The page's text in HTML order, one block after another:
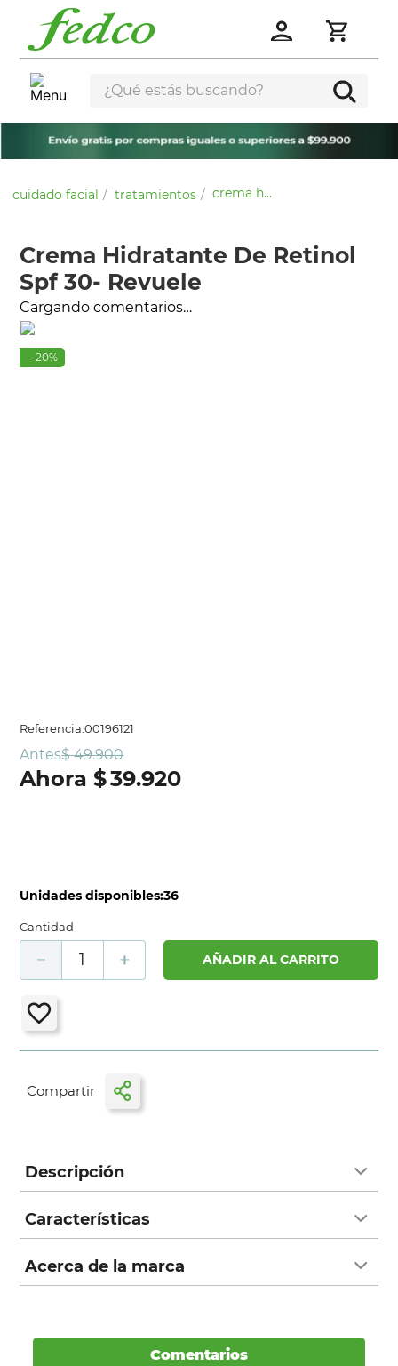
¿Qué estás buscando?
cuidado facial tratamientos crema hidratante de retinol spf 30- revuele
Crema Hidratante De Retinol
Spf 30- Revuele
Cargando comentarios…
-20%
Referencia:00196121
Antes$ 49.900
$39.920
Unidades disponibles:36
Cantidad
＋
－ AÑADIR AL CARRITO
Descripción
Características
Acerca de la marca
Comentarios